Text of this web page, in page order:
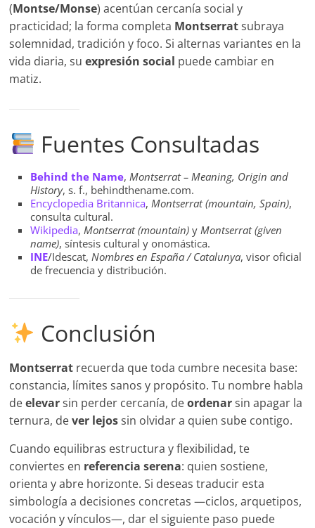
(Montse/Monse) acentúan cercanía social y
practicidad; la forma completa Montserratsubraya
solemnidad, tradición y foco. Si alternas variantes en la
vida diaria, suexpresión social puede cambiar en
matiz.
Fuentes Consultadas
Behind the Name,Montserrat – Meaning, Origin and
History, s. f., behindthename.com.
Encyclopedia Britannica,Montserrat (mountain, Spain),
consulta cultural.
Wikipedia,Montserrat (mountain) yMontserrat (given
name), síntesis cultural y onomástica.
INE/Idescat,Nombres en España / Catalunya, visor oficial
de frecuencia y distribución.
Conclusión
Montserrat recuerda que toda cumbre necesita base:
constancia, límites sanos y propósito. Tu nombre habla
deelevarsin perder cercanía, deordenarsin apagar la
ternura, dever lejossin olvidar a quien sube contigo.
Cuando equilibras estructura y flexibilidad, te
conviertes en referencia serena: quien sostiene,
orienta y abre horizonte. Si deseas traducir esta
simbología a decisiones concretas —ciclos, arquetipos,
vocación y vínculos—, dar el siguiente paso puede